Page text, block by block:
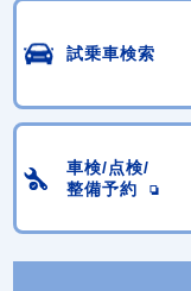
試乗車検索
車検/点検/
整備予約